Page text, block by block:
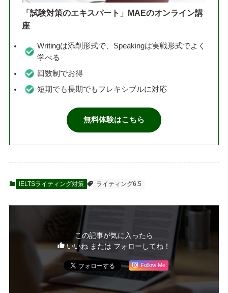
「試験対策のエキスパート」MAEのオンライン講
座
Writingは添削形式で、Speakingは実戦形式でよく
学べる
回数制でお得
短期でも長期でもフレキシブルに対応
無料体験はこちら
IELTSライティング対策 ライティング6.5
この記事が気に入ったら
いいね または フォローしてね！
Follow Me